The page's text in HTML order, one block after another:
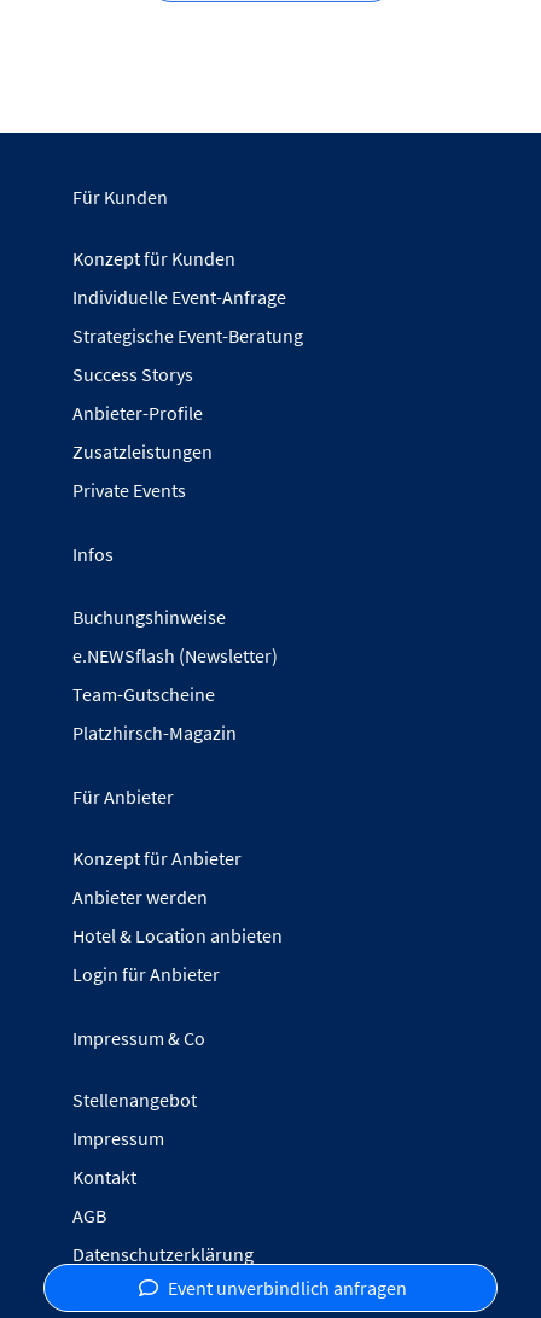
Event unverbindlich anfragen
Für Kunden
Konzept für Kunden
Individuelle Event-Anfrage
Strategische Event-Beratung
Success Storys
Anbieter-Profile
Zusatzleistungen
Private Events
Infos
Buchungshinweise
e.NEWSflash (Newsletter)
Team-Gutscheine
Platzhirsch-Magazin
Für Anbieter
Konzept für Anbieter
Anbieter werden
Hotel & Location anbieten
Login für Anbieter
Impressum & Co
Stellenangebot
Impressum
Kontakt
AGB
Datenschutzerklärung
Inhalte melden